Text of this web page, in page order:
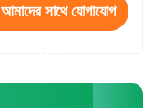
আমাদের সাথে যোগাযোগ